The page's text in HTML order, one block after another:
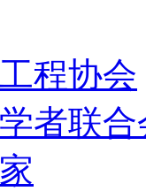
程协会
者联合